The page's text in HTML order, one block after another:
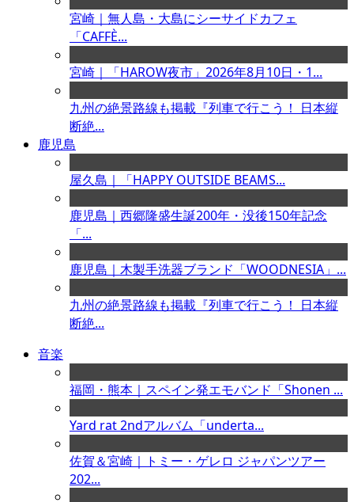
宮崎｜無人島・大島にシーサイドカフェ
「CAFFÈ...
宮崎｜「HAROW夜市」2026年8月10日・1...
九州の絶景路線も掲載『列車で行こう！ 日本縦
断絶...
鹿児島
屋久島｜「HAPPY OUTSIDE BEAMS...
鹿児島｜西郷隆盛生誕200年・没後150年記念
「...
鹿児島｜木製手洗器ブランド「WOODNESIA」...
九州の絶景路線も掲載『列車で行こう！ 日本縦
断絶...
音楽
福岡・熊本｜スペイン発エモバンド「Shonen ...
Yard rat 2ndアルバム「underta...
佐賀＆宮崎｜トミー・ゲレロ ジャパンツアー
202...